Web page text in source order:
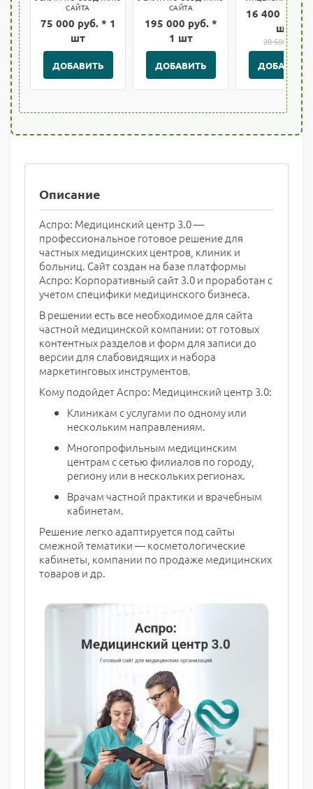
САЙТА
75 000 руб. * 1
шт
ДОБАВИТЬ
САЙТА
195 000 руб. *
1 шт
ДОБАВИТЬ
16 400 руб.
шт
20 500 руб.
ДОБАВИТЬ
Описание
Аспро: Медицинский центр 3.0 —
профессиональное готовое решение для
частных медицинских центров, клиник и
больниц. Сайт создан на базе платформы
Аспро: Корпоративный сайт 3.0 и проработан с
учетом специфики медицинского бизнеса.
В решении есть все необходимое для сайта
частной медицинской компании: от готовых
контентных разделов и форм для записи до
версии для слабовидящих и набора
маркетинговых инструментов.
Кому подойдет Аспро: Медицинский центр 3.0:
Клиникам с услугами по одному или
нескольким направлениям.
Многопрофильным медицинским
центрам с сетью филиалов по городу,
региону или в нескольких регионах.
Врачам частной практики и врачебным
кабинетам.
Решение легко адаптируется под сайты
смежной тематики — косметологические
кабинеты, компании по продаже медицинских
товаров и др.